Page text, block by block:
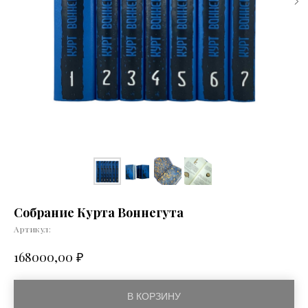
Собрание Курта Воннегута
Артикул:
168000,00 ₽
В КОРЗИНУ